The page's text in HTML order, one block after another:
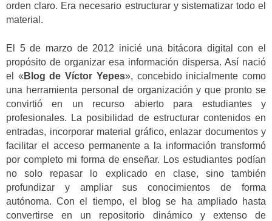
orden claro. Era necesario estructurar y sistematizar todo el
material.
El 5 de marzo de 2012 inicié una bitácora digital con el
propósito de organizar esa información dispersa. Así nació
el « Blog de Víctor Yepes», concebido inicialmente como
una herramienta personal de organización y que pronto se
convirtió en un recurso abierto para estudiantes y
profesionales. La posibilidad de estructurar contenidos en
entradas, incorporar material gráfico, enlazar documentos y
facilitar el acceso permanente a la información transformó
por completo mi forma de enseñar. Los estudiantes podían
no solo repasar lo explicado en clase, sino también
profundizar y ampliar sus conocimientos de forma
autónoma. Con el tiempo, el blog se ha ampliado hasta
convertirse en un repositorio dinámico y extenso de